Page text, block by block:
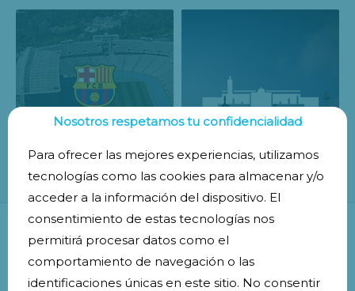
FCB
BARCELONA
Nosotros respetamos tu confidencialidad
Para ofrecer las mejores experiencias, utilizamos
tecnologías como las cookies para almacenar y/o
acceder a la información del dispositivo. El
consentimiento de estas tecnologías nos
permitirá procesar datos como el
comportamiento de navegación o las
identificaciones únicas en este sitio. No consentir